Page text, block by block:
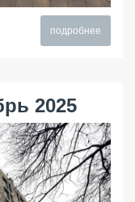
подробнее
2025